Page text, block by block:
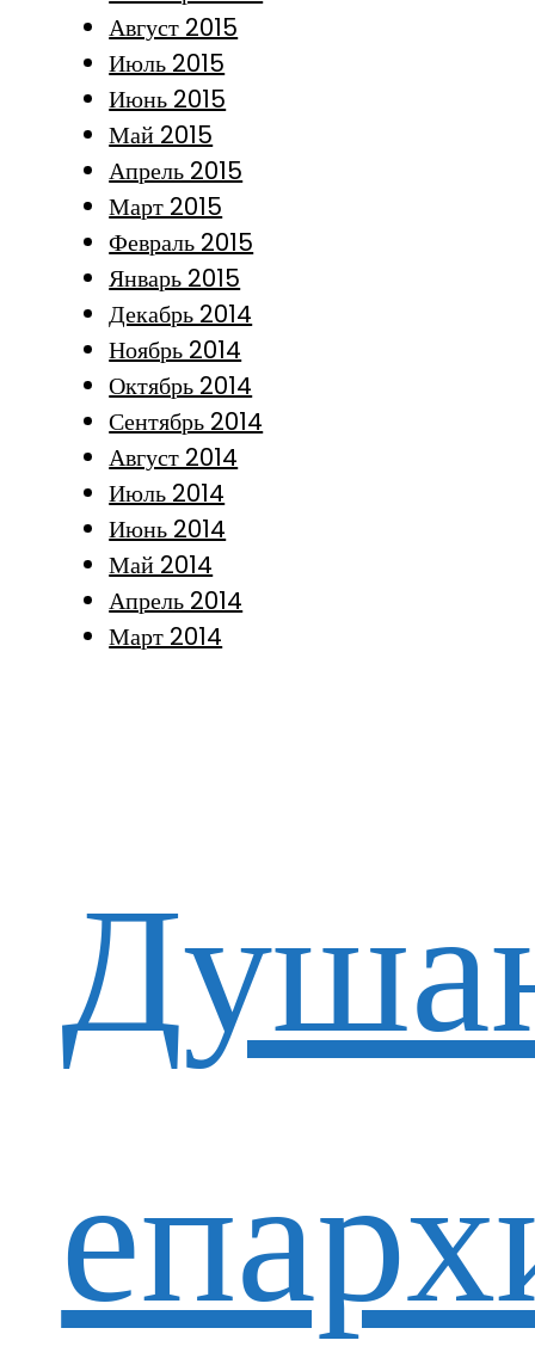
Август 2015
Июль 2015
Июнь 2015
Май 2015
Апрель 2015
Март 2015
Февраль 2015
Январь 2015
Декабрь 2014
Ноябрь 2014
Октябрь 2014
Сентябрь 2014
Август 2014
Июль 2014
Июнь 2014
Май 2014
Апрель 2014
Март 2014